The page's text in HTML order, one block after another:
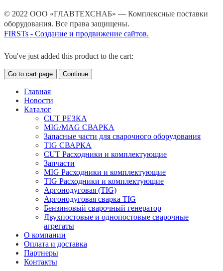
© 2022 ООО «ГЛАВТЕХСНАБ» — Комплексные поставки
оборудования. Все права защищены.
FIRSTs - Создание и продвижение сайтов.
You've just added this product to the cart:
Go to cart page Continue
Главная
Новости
Каталог
CUT РЕЗКА
MIG/MAG СВАРКА
Запасные части для сварочного оборудования
TIG СВАРКА
CUT Расходники и комплектующие
Запчасти
MIG Расходники и комплектующие
TIG Расходники и комплектующие
Аргонодуговая (TIG)
Аргонодуговая сварка TIG
Бензиновый сварочный генератор
Двухпостовые и однопостовые сварочные
агрегаты
О компании
Оплата и доставка
Партнеры
Контакты